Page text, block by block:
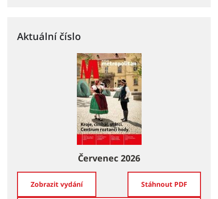
Aktuální číslo
Červenec 2026
Zobrazit vydání Stáhnout PDF